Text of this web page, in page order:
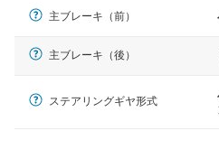
主ブレーキ（前）
主ブレーキ（後）
ステアリングギヤ形式